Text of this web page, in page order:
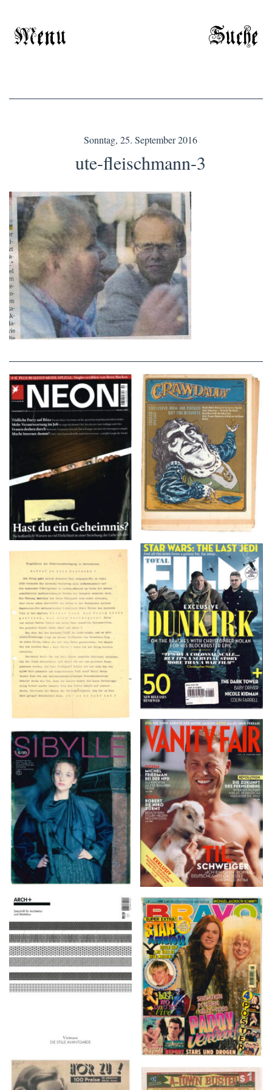
Menu Suche
Sonntag, 25. September 2016
ute-fleischmann-3
NEON – OKTOBER
2008
Crawdaddy – June/11/72
TOTAL FILM #260 –
SUMMER 2017
Flugblätter der Weissen
Rose – V, Januar 1943
VANITY FAIR – Nr. 7 –
8. Februar 2007
SIBYLLE 6/89
ARCH+ Nr. 226, Herbst
2016
BRAVO – Nr. 8, 13. Febr.
1997